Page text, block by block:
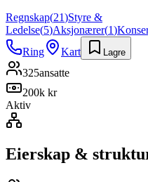
Regnskap(21)Styre &
Ledelse(5)Aksjonærer(1)
Ring
Kart Lagre
325ansatte
200k kr
Aktiv
Eierskap &